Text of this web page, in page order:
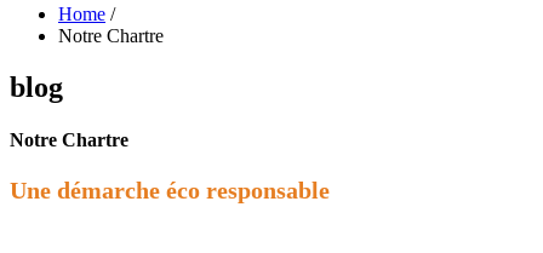
Home /
Notre Chartre
blog
Notre Chartre
Une démarche éco responsable